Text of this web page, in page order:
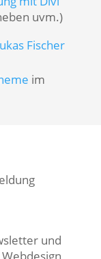
uvm.)
im
und